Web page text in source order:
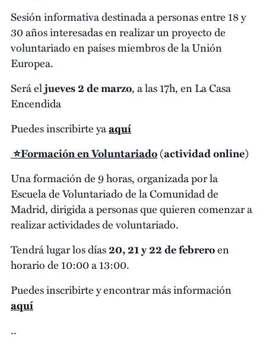
Sesión informativa destinada a personas entre 18 y
30 años interesadas en realizar un proyecto de
voluntariado en países miembros de la Unión
Europea.
Será eljueves 2 de marzo, a las 17h, en La Casa
Encendida
Puedes inscribirte yaaquí
⭐Formación en Voluntariado(actividad online)
Una formación de 9 horas, organizada por la
Escuela de Voluntariado de la Comunidad de
Madrid, dirigida a personas que quieren comenzar a
realizar actividades de voluntariado.
Tendrá lugar los días20, 21 y 22 de febreroen
horario de 10:00 a 13:00.
Puedes inscribirte y encontrar más información
aquí
..